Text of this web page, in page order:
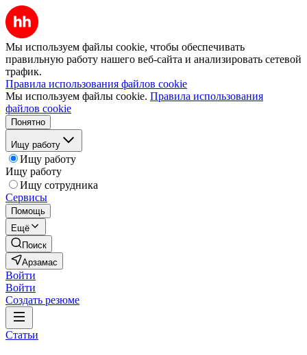
Мы используем файлы cookie, чтобы обеспечивать
правильную работу нашего веб-сайта и анализировать сетевой
трафик.
Правила использования файлов cookie
Мы используем файлы cookie. Правила использования
файлов cookie
Понятно
Ищу работу
Ищу работу
Ищу работу
Ищу сотрудника
Сервисы
Помощь
Ещё
Поиск
Арзамас
Войти
Войти
Создать резюме
Статьи